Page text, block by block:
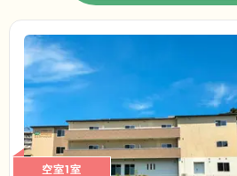
空室1室